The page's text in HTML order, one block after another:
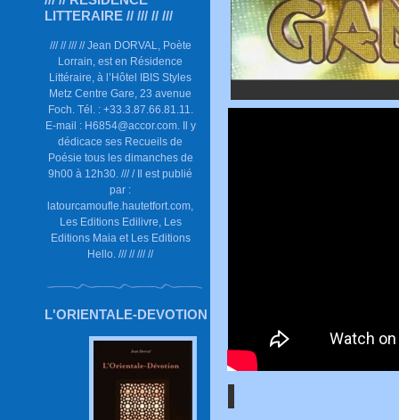
LITTERAIRE // /// // ///
/// // /// // Jean DORVAL, Poète
Lorrain, est en Résidence
Littéraire, à l’Hôtel IBIS Styles
Metz Centre Gare, 23 avenue
Foch. Tél. : +33.3.87.66.81.11.
E-mail : H6854@accor.com. Il y
dédicace ses Recueils de
Poésie tous les dimanches de
9h00 à 12h30. /// / Il est publié
par :
latourcamoufle.hautetfort.com,
Les Editions Edilivre, Les
Editions Maia et Les Editions
Hello. /// // /// //
L'ORIENTALE-DEVOTION